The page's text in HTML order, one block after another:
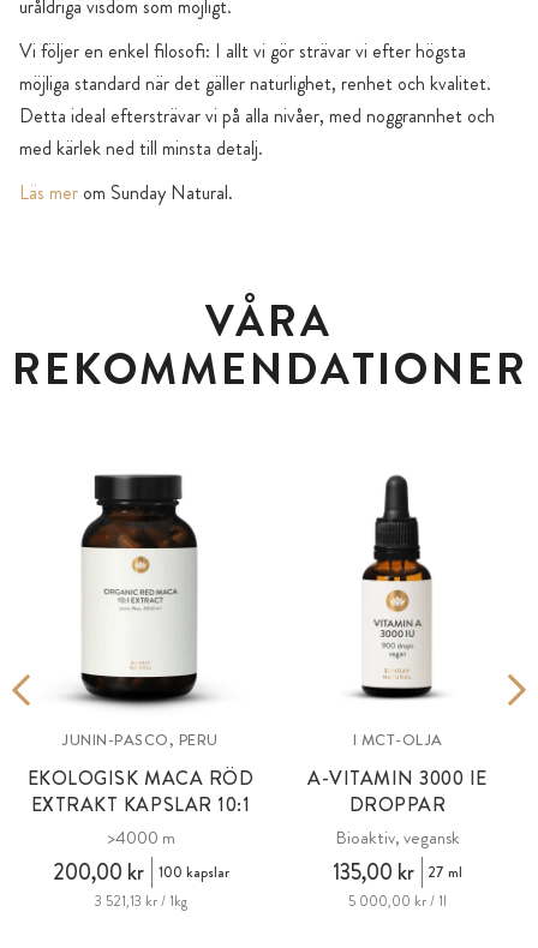
uråldriga visdom som möjligt.
Vi följer en enkel filosofi: I allt vi gör strävar vi efter högsta
möjliga standard när det gäller naturlighet, renhet och kvalitet.
Detta ideal eftersträvar vi på alla nivåer, med noggrannhet och
med kärlek ned till minsta detalj.
Läs mer om Sunday Natural.
VÅRA
REKOMMENDATIONER
JUNIN-PASCO, PERU
EKOLOGISK MACA RÖD
EXTRAKT KAPSLAR 10:1
>4000 m
200,00 kr
100 kapslar
3 521,13 kr / 1kg
I MCT-OLJA
A-VITAMIN3000 IE
DROPPAR
Bioaktiv, vegansk
135,00 kr
27 ml
5 000,00 kr / 1l